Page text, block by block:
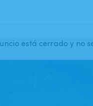
está cerrado y no